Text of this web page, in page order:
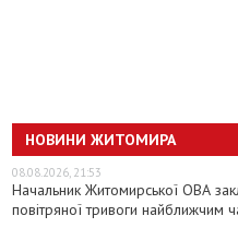
НОВИНИ ЖИТОМИРА
08.08.2026, 21:53
Начальник Житомирської ОВА
повітряної тривоги найближчим